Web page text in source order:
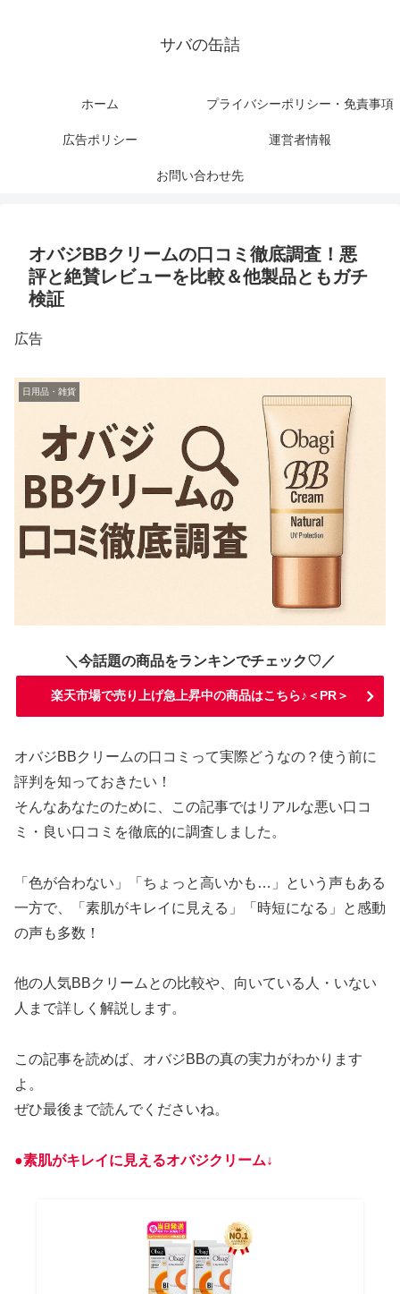
サバの缶詰
ホーム プライバシーポリシー・免責事項
広告ポリシー 運営者情報
お問い合わせ先
オバジBBクリームの口コミ徹底調査！悪
評と絶賛レビューを比較＆他製品ともガチ
検証
広告
日用品・雑貨
＼今話題の商品をランキンでチェック♡／
楽天市場で売り上げ急上昇中の商品はこちら♪＜PR＞
オバジBBクリームの口コミって実際どうなの？使う前に
評判を知っておきたい！
そんなあなたのために、この記事ではリアルな悪い口コ
ミ・良い口コミを徹底的に調査しました。
「色が合わない」「ちょっと高いかも…」という声もある
一方で、「素肌がキレイに見える」「時短になる」と感動
の声も多数！
他の人気BBクリームとの比較や、向いている人・いない
人まで詳しく解説します。
この記事を読めば、オバジBBの真の実力がわかります
よ。
ぜひ最後まで読んでくださいね。
●素肌がキレイに見えるオバジクリーム↓